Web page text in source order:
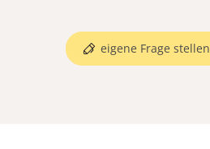
eigene Frage stellen